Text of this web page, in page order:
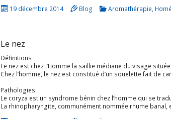
19 décembre 2014 Blog Aromathérapie,
Le nez
Définitions
Le nez est chez l’Homme la saillie médiane du visage située au-dessus de la lèvre supérieure et qui, en le surplombant, recouvre l’orifice des fosses nasales, qui
Chez l’homme, le nez est constitué d’un squelette fait de cartilages accolés au squelette osseux de la face. Ces cartilages sont
Pathologies
La rhinopharyngite, communément nommée rhume banal, est une infection fréquente et généralement bénigne des voies aériennes supérieures (cavité nasale et pharynx) par un virus. Les symptômes principaux